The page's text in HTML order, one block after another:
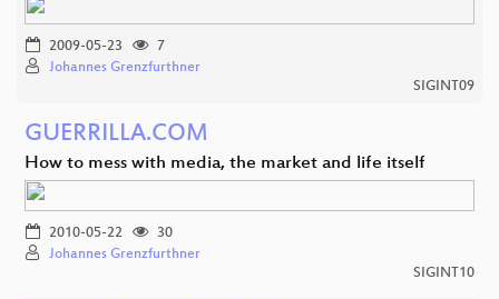
2009-05-23
7
Johannes Grenzfurthner
SIGINT09
GUERRILLA.COM
How to mess with media, the market and life itself
2010-05-22
30
Johannes Grenzfurthner
SIGINT10